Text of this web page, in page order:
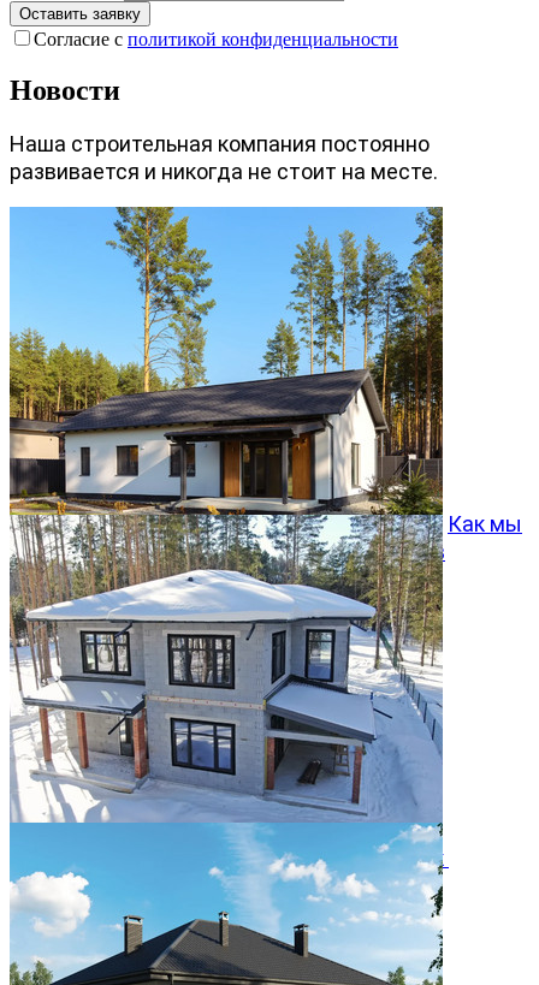
Оставить заявку
Согласие с политикой конфиденциальности
Новости
Наша строительная компания постоянно
развивается и никогда не стоит на месте.
Как мы
превращаем типовой проект Хвойный 96 в
особенный дом
05.08.2026
Двухэтажный дом 366м² в КП Заповедник
28.07.2026